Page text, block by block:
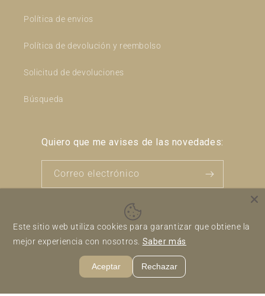
Política de envios
Política de devolución y reembolso
Solicitud de devoluciones
Búsqueda
Quiero que me avises de las novedades:
Correo electrónico
Instagram
Formas
En Clave de Can Política de reembolso
Este sitio web utiliza cookies para garantizar que obtiene la
mejor experiencia con nosotros. Saber más
Aceptar Rechazar